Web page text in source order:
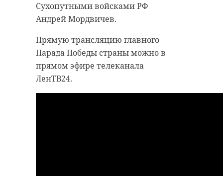
Сухопутными войсками РФ
Андрей Мордвичев.
Прямую трансляцию главного
Парада Победы страны можно в
прямом эфире телеканала
ЛенТВ24.